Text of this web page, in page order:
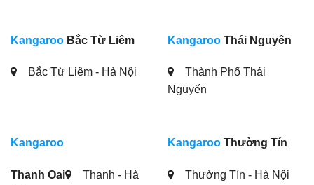
Kangaroo Bắc Từ Liêm
Bắc Từ Liêm - Hà Nội
Kangaroo Thái Nguyên
Thành Phố Thái
Nguyến
Kangaroo
Thanh Oai
Thanh - Hà
Kangaroo Thường Tín
Thường Tín - Hà Nội